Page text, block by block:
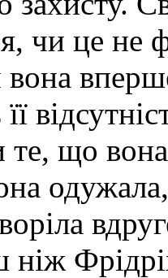
чи це не
те, що